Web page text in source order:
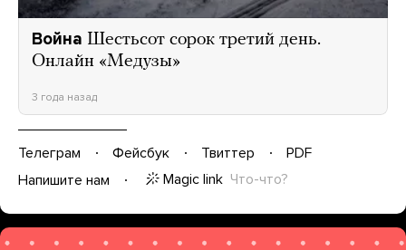
Война Шестьсот сорок третий день.
Онлайн «Медузы»
3 года назад
Телеграм Фейсбук Твиттер
PDF
Напишите нам
Magic link Что-что?